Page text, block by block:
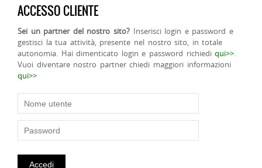
ACCESSO CLIENTE
Sei un partner del nostro sito? Inserisci login e password e
gestisci la tua attività, presente nel nostro sito, in totale
autonomia. Hai dimenticato login e password richiediqui>>.
Vuoi diventare nostro partner chiedi maggiori informazioni
qui>>